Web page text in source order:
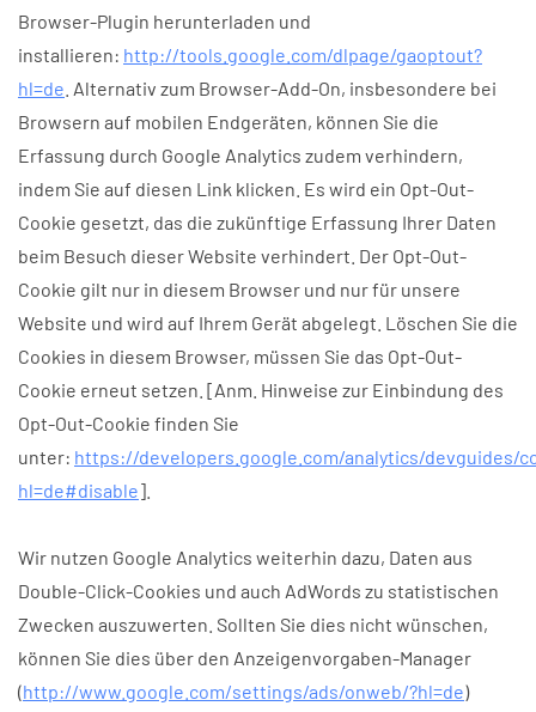
Browser-Plugin herunterladen und
installieren: http://tools.google.com/dlpage/gaoptout?
hl=de . Alternativ zum Browser-Add-On, insbesondere bei
Browsern auf mobilen Endgeräten, können Sie die
Erfassung durch Google Analytics zudem verhindern,
indem Sie auf diesen Link klicken. Es wird ein Opt-Out-
Cookie gesetzt, das die zukünftige Erfassung Ihrer Daten
beim Besuch dieser Website verhindert. Der Opt-Out-
Cookie gilt nur in diesem Browser und nur für unsere
Website und wird auf Ihrem Gerät abgelegt. Löschen Sie die
Cookies in diesem Browser, müssen Sie das Opt-Out-
Cookie erneut setzen. [Anm. Hinweise zur Einbindung des
Opt-Out-Cookie finden Sie
unter: https://developers.google.com/analytics/devguides/
hl=de#disable].
Wir nutzen Google Analytics weiterhin dazu, Daten aus
Double-Click-Cookies und auch AdWords zu statistischen
Zwecken auszuwerten. Sollten Sie dies nicht wünschen,
können Sie dies über den Anzeigenvorgaben-Manager
(http://www.google.com/settings/ads/onweb/?hl=de)